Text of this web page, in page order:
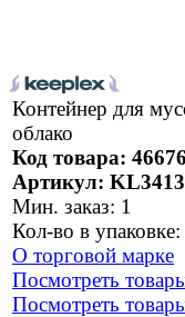
Контейнер для
облако
Код товара:
Артикул:
Мин. заказ: 1
Кол-во в упаковке:
О торговой марке
Посмотреть
Посмотреть